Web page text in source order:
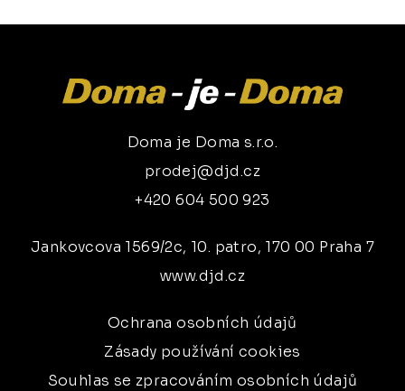
Doma je Doma s.r.o.
prodej@djd.cz
+420 604 500 923
Jankovcova 1569/2c, 10. patro, 170 00 Praha 7
www.djd.cz
Ochrana osobních údajů
Zásady používání cookies
Souhlas se zpracováním osobních údajů